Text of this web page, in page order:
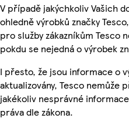
V případě jakýchkoliv Vašich
ohledně výrobků značky
pro služby zákazníkům Tesco
pokdu se nejedná o výrobek
I přesto, že jsou informace o
aktualizovány, Tesco nemůže
jakékoliv nesprávné
práva dle zákona.